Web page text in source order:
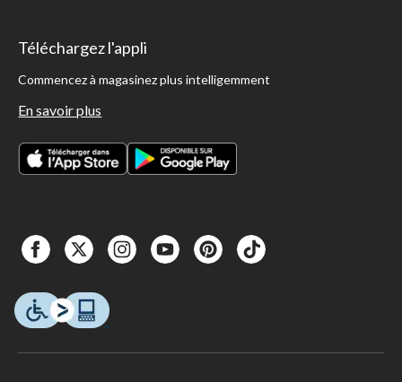
Téléchargez l'appli
Commencez à magasinez plus intelligemment
En savoir plus